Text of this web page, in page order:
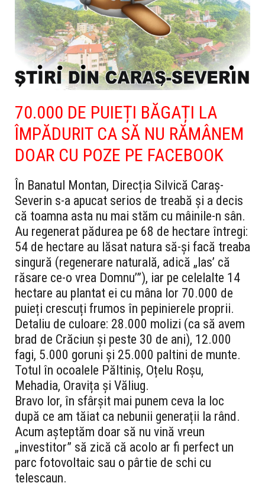
70.000 DE PUIEȚI BĂGAȚI LA
ÎMPĂDURIT CA SĂ NU RĂMÂNEM
DOAR CU POZE PE FACEBOOK
În Banatul Montan, Direcția Silvică Caraș-
Severin s-a apucat serios de treabă și a decis
că toamna asta nu mai stăm cu mâinile-n sân.
Au regenerat pădurea pe 68 de hectare întregi:
54 de hectare au lăsat natura să-și facă treaba
singură (regenerare naturală, adică „las’ că
răsare ce-o vrea Domnu’”), iar pe celelalte 14
hectare au plantat ei cu mâna lor 70.000 de
puieți crescuți frumos în pepinierele proprii.
Detaliu de culoare: 28.000 molizi (ca să avem
brad de Crăciun și peste 30 de ani), 12.000
fagi, 5.000 goruni și 25.000 paltini de munte.
Totul în ocoalele Păltiniș, Oțelu Roșu,
Mehadia, Oravița și Văliug.
Bravo lor, în sfârșit mai punem ceva la loc
după ce am tăiat ca nebunii generații la rând.
Acum așteptăm doar să nu vină vreun
„investitor” să zică că acolo ar fi perfect un
parc fotovoltaic sau o pârtie de schi cu
telescaun.